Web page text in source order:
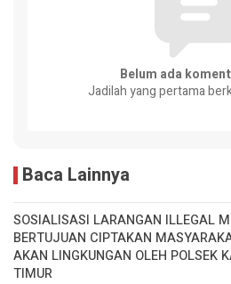
Belum ada
Jadilah yang pertama
Baca Lainnya
SOSIALISASI LARANGAN ILLEGAL
BERTUJUAN CIPTAKAN
AKAN LINGKUNGAN OLEH POLSEK
TIMUR